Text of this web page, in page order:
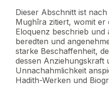
Dieser Abschnitt ist
Mughîra zitiert, womit er
Eloquenz beschrieb und
beredten und
starke Beschaffenheit,
dessen Anziehungskraft
Unnachahmlichkeit
Hadith-Werken und